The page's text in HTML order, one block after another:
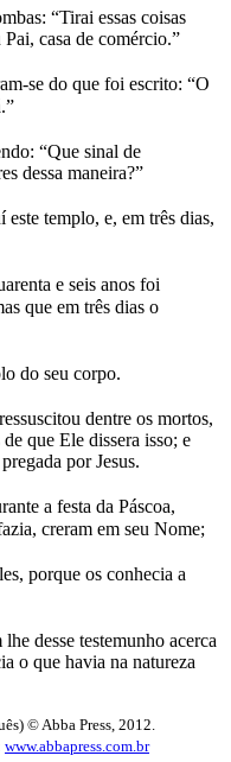
“Tirai essas coisas
casa de comércio.”
se do que foi escrito: “O
“Que sinal de
dessa maneira?”
este templo, e, em três dias,
e seis anos foi
que em três dias o
do seu corpo.
dentre os mortos,
que Ele dissera isso; e
por Jesus.
a festa da Páscoa,
creram em seu Nome;
porque os conhecia a
desse testemunho acerca
o que havia na natureza
© Abba Press, 2012.
www.abbapress.com.br